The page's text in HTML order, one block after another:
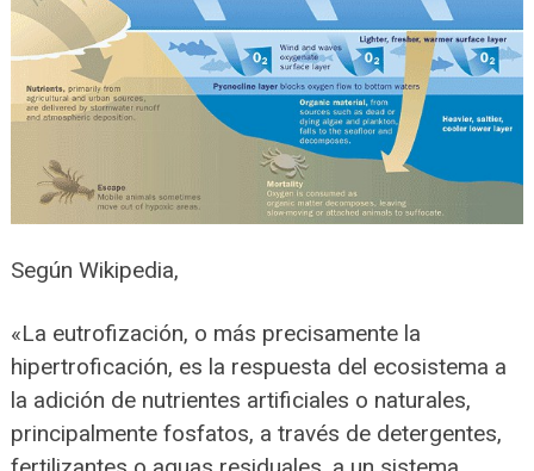
Según Wikipedia,
«La eutrofización, o más precisamente la
hipertroficación, es la respuesta del ecosistema a
la adición de nutrientes artificiales o naturales,
principalmente fosfatos, a través de detergentes,